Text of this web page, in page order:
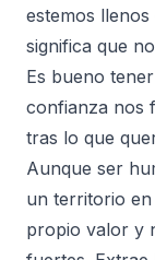
estemos
significa que
Es bueno
confianza nos
tras lo que
Aunque ser
un territorio
propio valor y